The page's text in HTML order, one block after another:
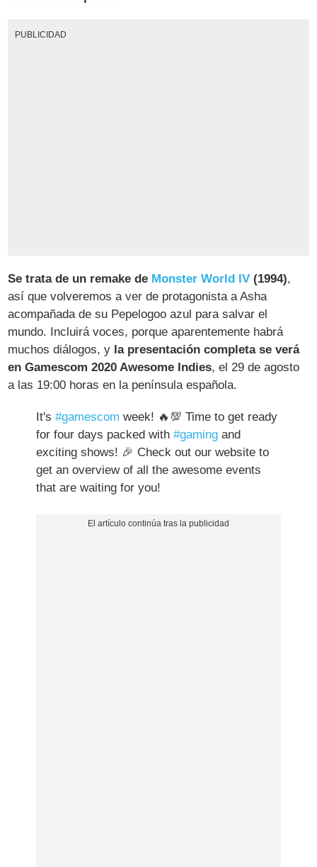
PUBLICIDAD
Se trata de un remake de Monster World IV (1994),
así que volveremos a ver de protagonista a Asha
acompañada de su Pepelogoo azul para salvar el
mundo. Incluirá voces, porque aparentemente habrá
muchos diálogos, y la presentación completa se verá
en Gamescom 2020 Awesome Indies, el 29 de agosto
a las 19:00 horas en la península española.
It's#gamescom week! 🔥💯 Time to get ready
for four days packed with#gaming and
exciting shows! 🎉 Check out our website to
get an overview of all the awesome events
that are waiting for you!